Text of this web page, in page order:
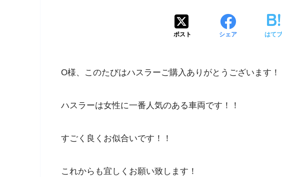
ポスト シェア はてブ
O様、このたびはハスラーご購入ありがとうございます！
ハスラーは女性に一番人気のある車両です！！
すごく良くお似合いです！！
これからも宜しくお願い致します！